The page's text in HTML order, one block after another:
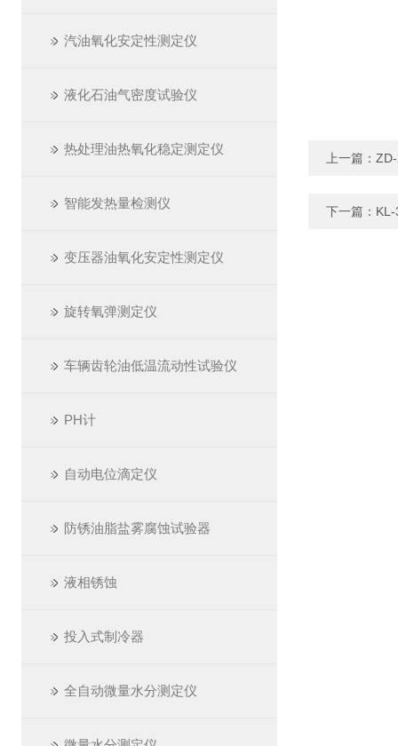
汽油氧化安定性测定仪
液化石油气密度试验仪
热处理油热氧化稳定测定仪
智能发热量检测仪
变压器油氧化安定性测定仪
旋转氧弹测定仪
车辆齿轮油低温流动性试验仪
PH计
自动电位滴定仪
防锈油脂盐雾腐蚀试验器
液相锈蚀
投入式制冷器
全自动微量水分测定仪
上一篇：
下一篇：